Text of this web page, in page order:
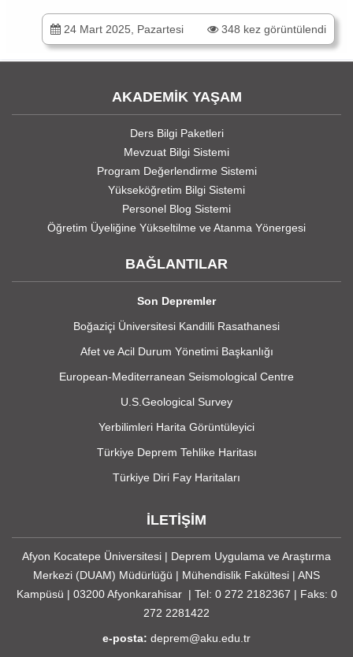
24 Mart 2025, Pazartesi 348 kez görüntülendi
AKADEMİK YAŞAM
Ders Bilgi Paketleri
Mevzuat Bilgi Sistemi
Program Değerlendirme Sistemi
Yükseköğretim Bilgi Sistemi
Personel Blog Sistemi
Öğretim Üyeliğine Yükseltilme ve Atanma Yönergesi
BAĞLANTILAR
Son Depremler
Boğaziçi Üniversitesi Kandilli Rasathanesi
Afet ve Acil Durum Yönetimi Başkanlığı
European-Mediterranean Seismological Centre
U.S.Geological Survey
Yerbilimleri Harita Görüntüleyici
Türkiye Deprem Tehlike Haritası
Türkiye Diri Fay Haritaları
İLETİŞİM
Afyon Kocatepe Üniversitesi | Deprem Uygulama ve Araştırma
Merkezi (DUAM) Müdürlüğü | Mühendislik Fakültesi | ANS
Kampüsü | 03200 Afyonkarahisar | Tel: 0 272 2182367 | Faks: 0
272 2281422
e-posta: deprem@aku.edu.tr